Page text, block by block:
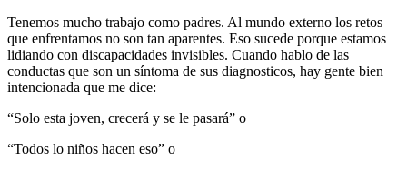
Tenemos mucho trabajo como padres. Al mundo externo los retos
que enfrentamos no son tan aparentes. Eso sucede porque estamos
lidiando con discapacidades invisibles. Cuando hablo de las
conductas que son un síntoma de sus diagnosticos, hay gente bien
intencionada que me dice:
“Solo esta joven, crecerá y se le pasará” o
“Todos lo niños hacen eso” o